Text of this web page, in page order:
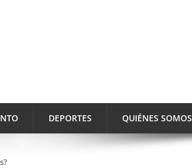
DEPORTES QUIÉNES SOMOS